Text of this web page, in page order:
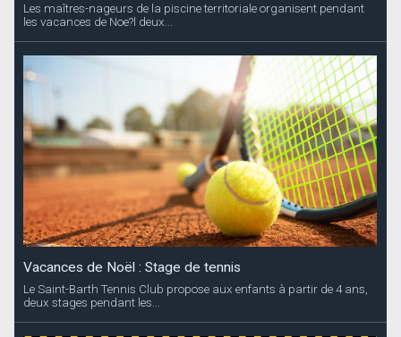
Les maîtres-nageurs de la piscine territoriale organisent pendant
les vacances de Noe?l deux...
Vacances de Noël : Stage de tennis
Le Saint-Barth Tennis Club propose aux enfants à partir de 4 ans,
deux stages pendant les...